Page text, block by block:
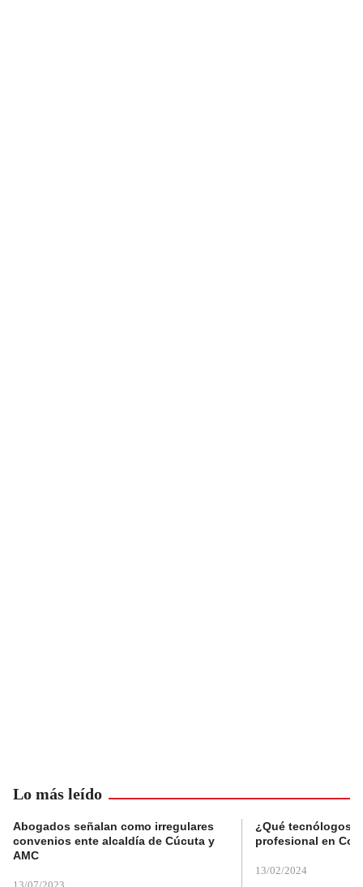
Lo más leído
Abogados señalan como irregulares
convenios ente alcaldía de Cúcuta y
AMC
¿Qué tecnólogos
profesional en
13/02/2024